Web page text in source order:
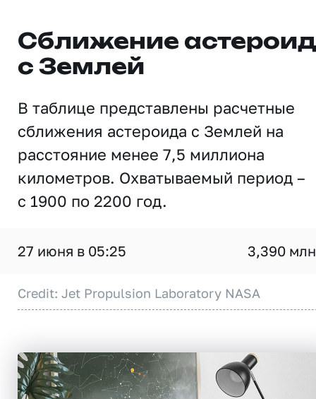
Сближение
с Землей
В таблице представлены расчетные
сближения астероида с Землей на
расстояние менее 7,5 миллиона
километров. Охватываемый период –
с 1900 по 2200 год.
27 июня в 05:25 3,390
Credit: Jet Propulsion Laboratory NASA